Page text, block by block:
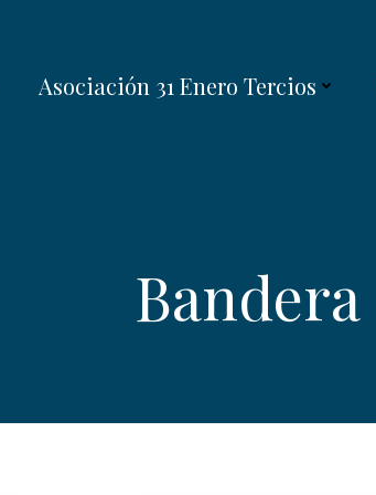
Asociación 31 Enero Tercios
Bandera